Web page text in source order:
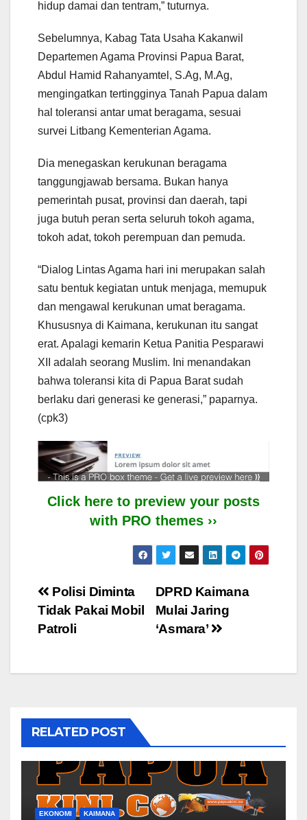
hidup damai dan tentram,” tuturnya.
Sebelumnya, Kabag Tata Usaha Kakanwil
Departemen Agama Provinsi Papua Barat,
Abdul Hamid Rahanyamtel, S.Ag, M.Ag,
mengingatkan tertingginya Tanah Papua dalam
hal toleransi antar umat beragama, sesuai
survei Litbang Kementerian Agama.
Dia menegaskan kerukunan beragama
tanggungjawab bersama. Bukan hanya
pemerintah pusat, provinsi dan daerah, tapi
juga butuh peran serta seluruh tokoh agama,
tokoh adat, tokoh perempuan dan pemuda.
“Dialog Lintas Agama hari ini merupakan salah
satu bentuk kegiatan untuk menjaga, memupuk
dan mengawal kerukunan umat beragama.
Khususnya di Kaimana, kerukunan itu sangat
erat. Apalagi kemarin Ketua Panitia Pesparawi
XII adalah seorang Muslim. Ini menandakan
bahwa toleransi kita di Papua Barat sudah
berlaku dari generasi ke generasi,” paparnya.
(cpk3)
Click here to preview your posts
with PRO themes ››
Post
navigation
DPRD Kaimana
Mulai Jaring
‘Asmara’
Polisi Diminta
Tidak Pakai Mobil
Patroli
RELATED POST
EKONOMI KAIMANA